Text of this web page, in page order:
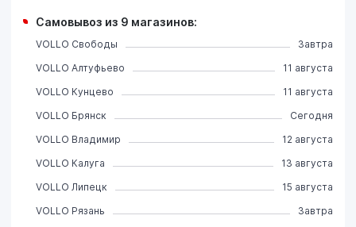
Самовывоз из 9 магазинов:
VOLLO Свободы
Завтра
VOLLO Алтуфьево
11 августа
VOLLO Кунцево
11 августа
VOLLO Брянск
Сегодня
VOLLO Владимир
12 августа
VOLLO Калуга
13 августа
VOLLO Липецк
15 августа
VOLLO Рязань
Завтра